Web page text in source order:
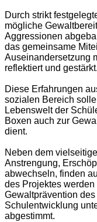
Durch strikt
mögliche
Aggressionen
das gemeinsame
Auseinandersetzung
reflektiert und gestärkt.
Diese Erfahrungen
sozialen Bereich
Lebenswelt der
Boxen auch zur
dient.
Neben dem
Anstrengung,
abwechseln, finden
des Projektes
Gewaltprävention
Schulentwicklung
abgestimmt.